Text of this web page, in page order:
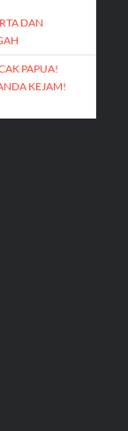
DAN
PAPUA!
KEJAM!